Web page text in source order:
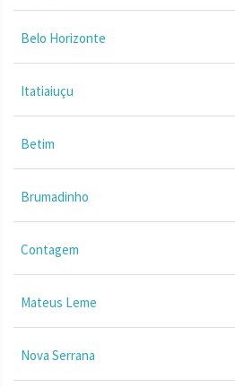
Belo Horizonte
Itatiaiuçu
Betim
Brumadinho
Contagem
Mateus Leme
Nova Serrana